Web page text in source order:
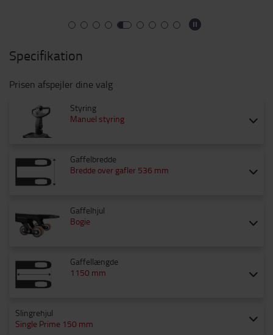
Specifikation
Prisen afspejler dine valg
Styring
Manuel styring
Gaffelbredde
Bredde over gafler 536 mm
Gaffelhjul
Bogie
Gaffellængde
1150 mm
Slingrehjul
Single Prime 150 mm